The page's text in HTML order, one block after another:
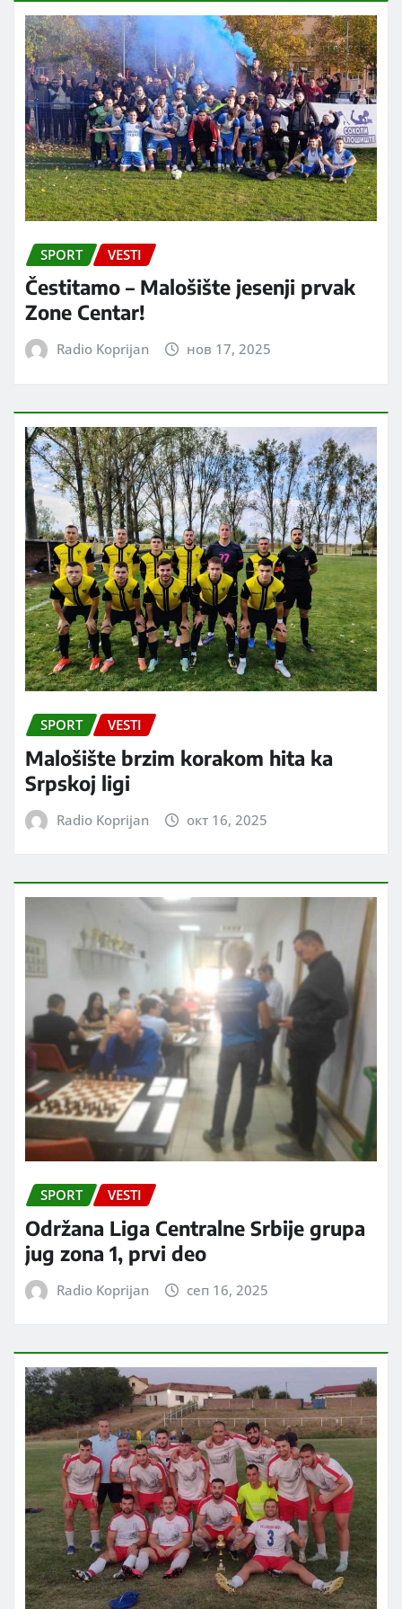
SPORT VESTI
Čestitamo – Malošište jesenji prvak
Zone Centar!
Radio Koprijan нов 17, 2025
SPORT VESTI
Malošište brzim korakom hita ka
Srpskoj ligi
Radio Koprijan окт 16, 2025
SPORT VESTI
Održana Liga Centralne Srbije grupa
jug zona 1, prvi deo
Radio Koprijan сеп 16, 2025